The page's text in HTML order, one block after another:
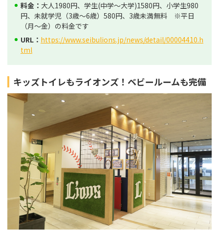
料金： 大人1980円、学生(中学～大学)1580円、小学生980
円、未就学児（3歳～6歳）580円、3歳未満無料 ※平日
（月～金）の料金です
URL： https://www.seibulions.jp/news/detail/00004410.h
tml
キッズトイレもライオンズ！ベビールームも完備